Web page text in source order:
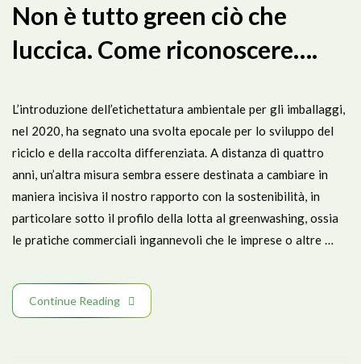
Non è tutto green ciò che
luccica. Come riconoscere….
L’introduzione dell’etichettatura ambientale per gli imballaggi,
nel 2020, ha segnato una svolta epocale per lo sviluppo del
riciclo e della raccolta differenziata. A distanza di quattro
anni, un’altra misura sembra essere destinata a cambiare in
maniera incisiva il nostro rapporto con la sostenibilità, in
particolare sotto il profilo della lotta al greenwashing, ossia
le pratiche commerciali ingannevoli che le imprese o altre …
Continue Reading